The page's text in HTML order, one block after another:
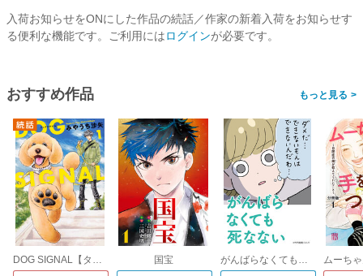
入荷お知らせをONにした作品の続話／作家の新着入荷をお知らせす
る便利な機能です。ご利用にはログインが必要です。
おすすめ作品 >
DOG SIGNAL【タテスク】 国宝 がんばらなくても死なない